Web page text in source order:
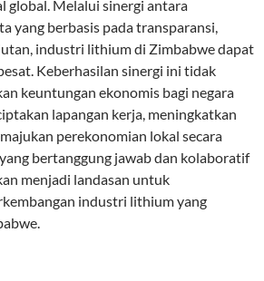
global. Melalui sinergi antara
yang berbasis pada transparansi,
industri lithium di Zimbabwe dapat
Keberhasilan sinergi ini tidak
keuntungan ekonomis bagi negara
lapangan kerja, meningkatkan
perekonomian lokal secara
bertanggung jawab dan kolaboratif
menjadi landasan untuk
industri lithium yang